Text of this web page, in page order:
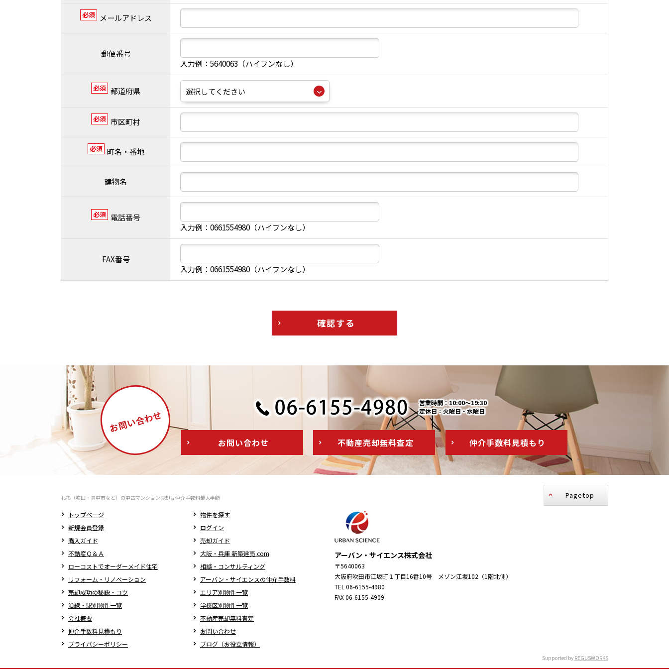
必須 メールアドレス
郵便番号
入力例：5640063（ハイフンなし）
必須 都道府県
必須 市区町村
必須 町名・番地
建物名
必須 電話番号
入力例：0661554980（ハイフンなし）
FAX番号
入力例：0661554980（ハイフンなし）
確認する
お問い合わせ
営業時間：10:00～19:30
定休日：火曜日・水曜日
お問い合わせ 不動産売却無料査定 仲介手数料見積もり
Pagetop
北摂（吹田・豊中市など）の中古マンション売却は仲介手数料最大半額
トップページ
物件を探す
新規会員登録
ログイン
購入ガイド
売却ガイド
不動産Ｑ＆Ａ
大阪・兵庫 新築建売.com
ローコストでオーダーメイド住宅
相談・コンサルティング
リフォーム・リノベーション
アーバン・サイエンスの仲介手数料
売却成功の秘訣・コツ
エリア別物件一覧
沿線・駅別物件一覧
学校区別物件一覧
会社概要
不動産売却無料査定
仲介手数料見積もり
お問い合わせ
プライバシーポリシー
ブログ（お役立情報）
アーバン・サイエンス株式会社
〒5640063
大阪府吹田市江坂町１丁目16番10号 メゾン江坂102（1階北側）
TEL 06-6155-4980
FAX 06-6155-4909
Supported by REGUSWORKS